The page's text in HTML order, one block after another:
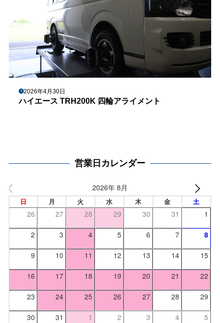
2026年4月30日
ハイエース TRH200K 四輪アライメント
営業日カレンダー
2026年 8月
日 月 火 水 木 金 土
26 27 28 29 30 31 1
2 3 4 5 6 7 8
9 10 11 12 13 14 15
16 17 18 19 20 21 22
23 24 25 26 27 28 29
30 31 1 2 3 4 5